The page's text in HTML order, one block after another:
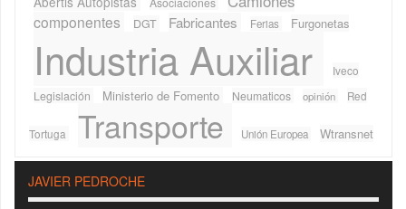
componentes DGT Fabricantes Ferias Furgonetas
Industria Auxiliar
Iveco
Legislación
Ministerio de Fomento Neumaticos opinión Red
Tortuga Transporte Unión Europea Wtransnet
JAVIER PEDROCHE